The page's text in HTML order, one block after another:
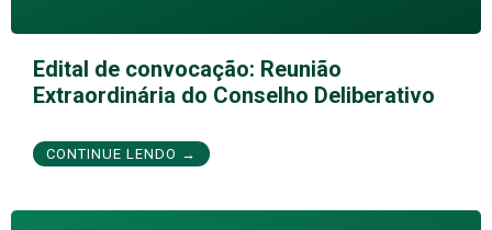
Edital de convocação: Reunião
Extraordinária do Conselho Deliberativo
CONTINUE LENDO →